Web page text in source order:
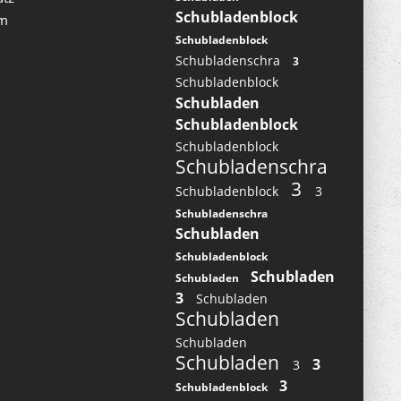
Schubladenblock
Schubladenblock
Schubladenschra 3
Schubladenblock
Schubladen
Schubladenblock
Schubladenblock
Schubladenschra
Schubladenblock 3 3
Schubladenschra
Schubladen
Schubladenblock
Schubladen
Schubladen
3
Schubladen
Schubladen
Schubladen
Schubladen 3 3
Schubladenblock 3